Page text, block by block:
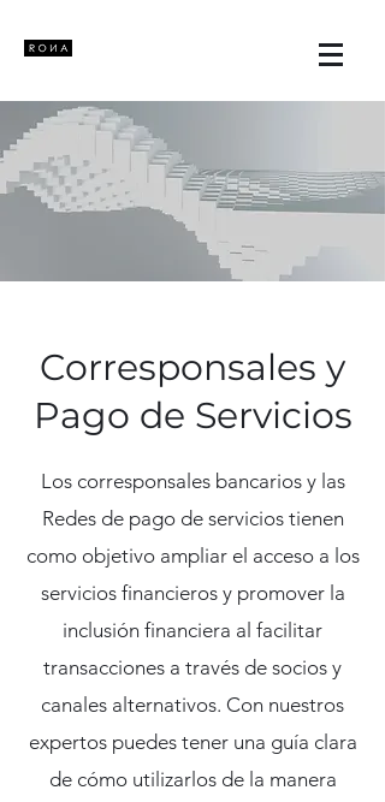
Corresponsales y
Pago de Servicios
Los corresponsales bancarios y las
Redes de pago de servicios tienen
como objetivo ampliar el acceso a los
servicios financieros y promover la
inclusión financiera al facilitar
transacciones a través de socios y
canales alternativos. Con nuestros
expertos puedes tener una guía clara
de cómo utilizarlos de la manera